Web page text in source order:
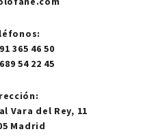
:
365 46 50
54 22 45
:
Vara del Rey, 11
Madrid